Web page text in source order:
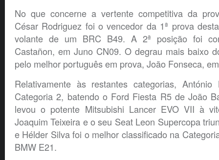
No que concerne a vertente competitiva da
César Rodriguez foi o vencedor da 1ª prova
volante de um BRC B49. A 2ª posição foi
Castañon, em Juno CN09. O degrau mais baixo
pelo melhor português em prova, João Fonseca,
Relativamente às restantes categorias,
Categoria 2, batendo o Ford Fiesta R5 de João
levou o potente Mitsubishi Lancer EVO VII à
Joaquim Teixeira e o seu Seat Leon Supercopa
e Hélder Silva foi o melhor classificado na
BMW E21.